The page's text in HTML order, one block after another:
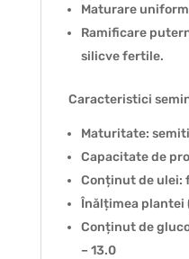
Maturare
Ramificare
silicve fertile.
Caracteristici
Maturitate:
Capacitate de
Conținut de ulei:
Înălțimea plantei
Conținut de
– 13.0